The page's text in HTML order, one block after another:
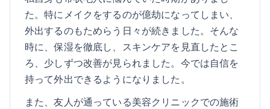
た。特にメイクをするのが億劫になってしまい、
外出するのもためらう日々が続きました。そんな
時に、保湿を徹底し、スキンケアを見直したとこ
ろ、少しずつ改善が見られました。今では自信を
持って外出できるようになりました。
また、友人が通っている美容クリニックでの施術